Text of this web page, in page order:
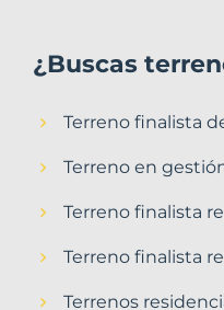
¿Buscas
Terreno finalista
Terreno en
Terreno finalista
Terreno finalista
Terrenos